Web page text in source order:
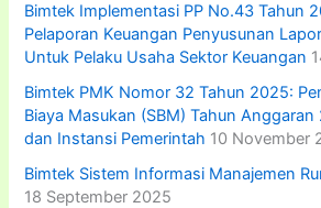
Bimtek Implementasi PP No.43 Tahun
Pelaporan Keuangan Penyusunan
Untuk Pelaku Usaha Sektor Keuangan
Bimtek PMK Nomor 32 Tahun 2025:
Biaya Masukan (SBM) Tahun
dan Instansi Pemerintah 10 November
Bimtek Sistem Informasi Manajemen
18 September 2025